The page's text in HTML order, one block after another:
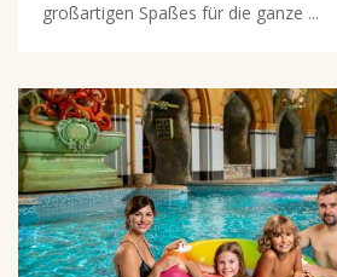
großartigen Spaßes für die ganze ...